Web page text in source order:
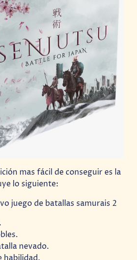
mas fácil de conseguir es la
lo siguiente:
nevado.